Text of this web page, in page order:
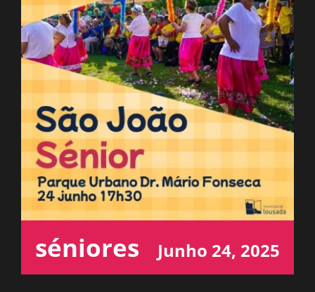
ESPAÇO OUVINTE
A RCP
CONTACTOS
séniores Junho 24, 2025